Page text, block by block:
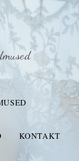
KONTAKT